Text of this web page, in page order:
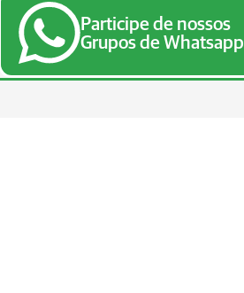
Participe de nossos
Grupos de Whatsapp